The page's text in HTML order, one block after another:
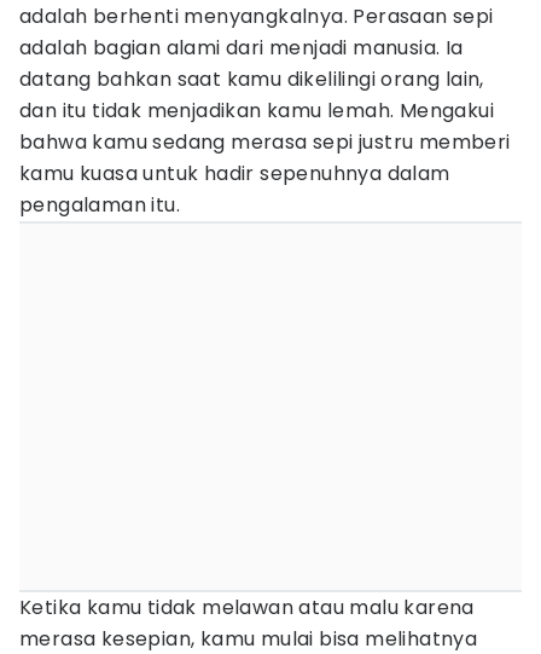
adalah berhenti menyangkalnya. Perasaan sepi
adalah bagian alami dari menjadi manusia. Ia
datang bahkan saat kamu dikelilingi orang lain,
dan itu tidak menjadikan kamu lemah. Mengakui
bahwa kamu sedang merasa sepi justru memberi
kamu kuasa untuk hadir sepenuhnya dalam
pengalaman itu.
Ketika kamu tidak melawan atau malu karena
merasa kesepian, kamu mulai bisa melihatnya